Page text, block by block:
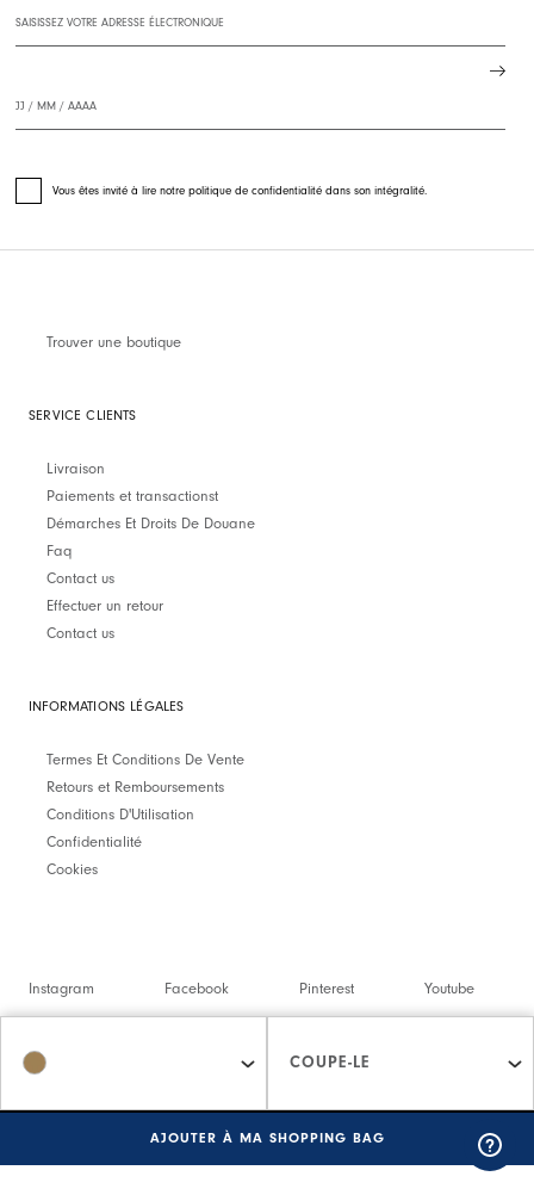
COUPE-LE
AJOUTER À MA SHOPPING BAG
Vous êtes invité à lire notre politique de confidentialité dans son intégralité.
Trouver une boutique
SERVICE CLIENTS
Livraison
Paiements et transactionst
Démarches Et Droits De Douane
Faq
Contact us
Effectuer un retour
Contact us
INFORMATIONS LÉGALES
Termes Et Conditions De Vente
Retours et Remboursements
Conditions D'Utilisation
Confidentialité
Cookies
Instagram Facebook Pinterest Youtube
©2026 Interfashion S.p.A. P.IVA 02402220269